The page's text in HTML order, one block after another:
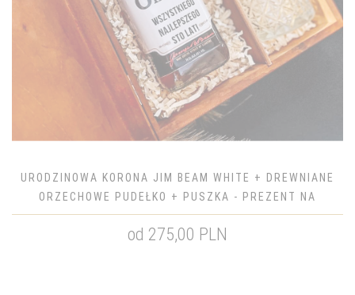
URODZINOWA KORONA JIM BEAM WHITE + DREWNIANE
ORZECHOWE PUDEŁKO + PUSZKA - PREZENT NA
URODZINY
od 275,00 PLN